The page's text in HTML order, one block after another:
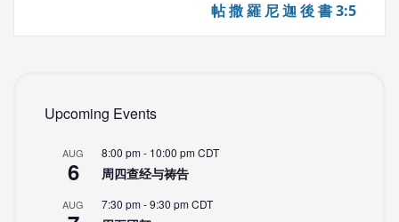
帖 撒 羅 尼 迦 後 書 3:5
Upcoming Events
AUG
6
8:00 pm- 10:00 pmCDT
周四查经与祷告
AUG 7:30 pm-9:30 pmCDT